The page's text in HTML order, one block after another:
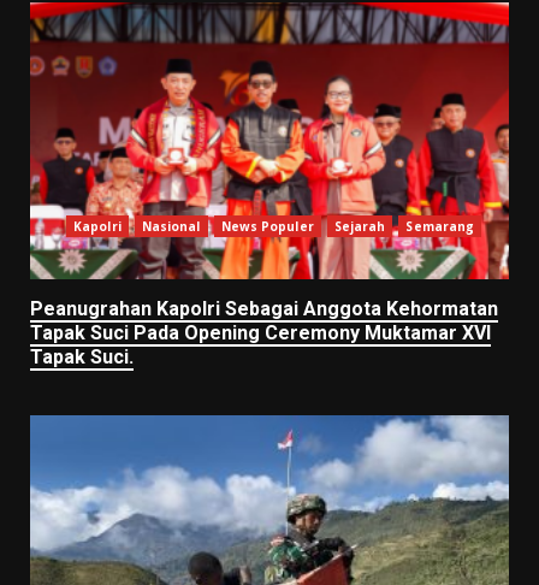
Kapolri Nasional News Populer Sejarah Semarang
Peanugrahan Kapolri Sebagai Anggota Kehormatan
Tapak Suci Pada Opening Ceremony Muktamar XVI
Tapak Suci.